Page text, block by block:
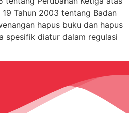
Tahun 2003 tentang Badan
hapus buku dan hapus
spesifik diatur dalam regulasi